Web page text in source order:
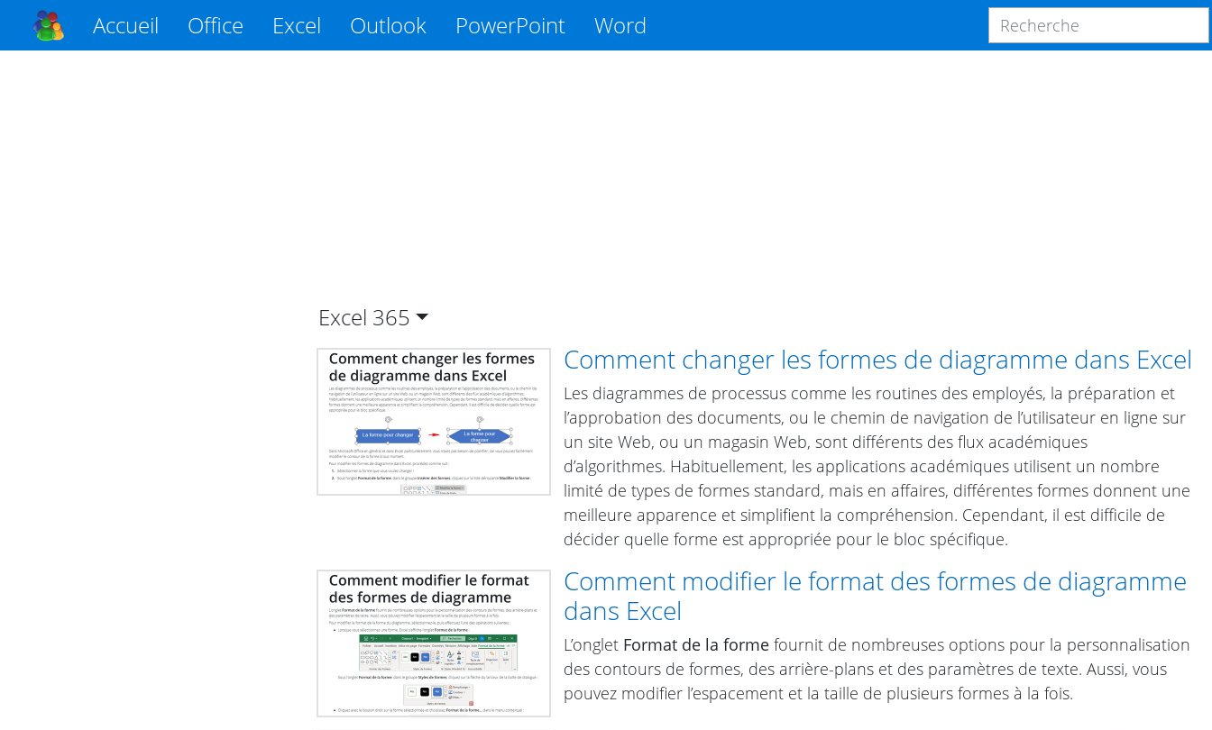
Accueil Office Excel Outlook PowerPoint Word
Excel 365
Comment changer les formes de diagramme dans Excel
Les diagrammes de processus comme les routines des employés, la préparation et
l’approbation des documents, ou le chemin de navigation de l’utilisateur en ligne sur
un site Web, ou un magasin Web, sont différents des flux académiques
d’algorithmes. Habituellement, les applications académiques utilisent un nombre
limité de types de formes standard, mais en affaires, différentes formes donnent une
meilleure apparence et simplifient la compréhension. Cependant, il est difficile de
décider quelle forme est appropriée pour le bloc spécifique.
Comment modifier le format des formes de diagramme
dans Excel
L’onglet Format de la forme fournit de nombreuses options pour la personnalisation
des contours de formes, des arrière-plans et des paramètres de texte. Aussi, vous
pouvez modifier l’espacement et la taille de plusieurs formes à la fois.